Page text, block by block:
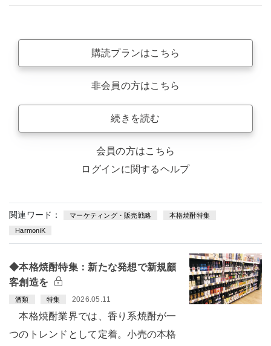
購読プランはこちら
非会員の方はこちら
続きを読む
会員の方はこちら
ログインに関するヘルプ
関連ワード： マーケティング・販売戦略 本格焼酎特集
HarmoniK
◆本格焼酎特集：新たな発想で新規顧
客創造を
酒類 特集 2026.05.11
本格焼酎業界では、香り系焼酎が一
つのトレンドとして定着。小売の本格